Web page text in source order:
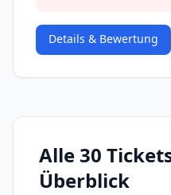
Details & Bewertung
Alle 30
Überblick